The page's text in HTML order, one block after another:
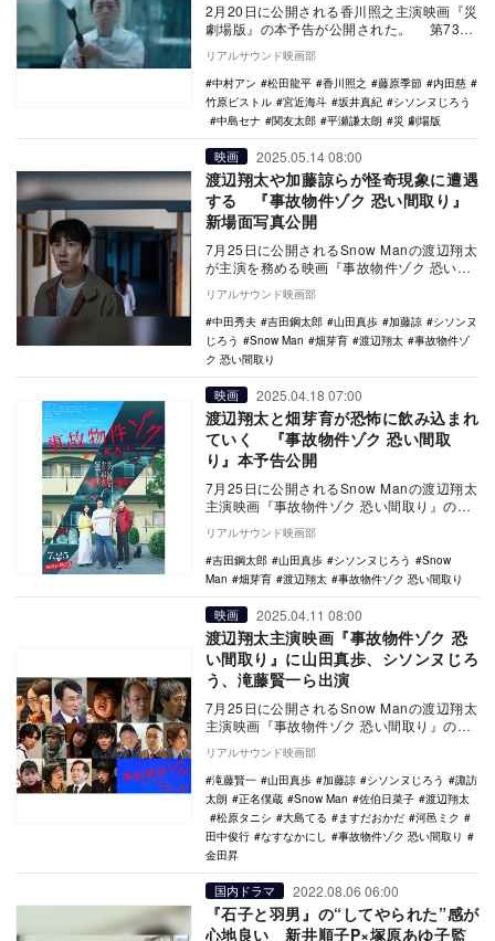
2月20日に公開される香川照之主演映画『災
劇場版』の本予告が公開された。 第73回
サン・セバスティアン国際映画祭のコンペ
テ…
リアルサウンド映画部
中村アン
松田龍平 香川照之 藤原季節
内田慈
竹原ピストル
宮近海斗 坂井真紀
シソンヌじろう
中島セナ
関友太郎 平瀬謙太朗 災 劇場版
映画 2025.05.14 08:00
渡辺翔太や加藤諒らが怪奇現象に遭遇
する 『事故物件ゾク 恐い間取り』
新場面写真公開
7月25日に公開されるSnow Manの渡辺翔太
が主演を務める映画『事故物件ゾク 恐い間
取り』の新場面写真が公開された。 本…
リアルサウンド映画部
中田秀夫
吉田鋼太郎 山田真歩 加藤諒
シソンヌ
じろう
Snow Man 畑芽育 渡辺翔太
事故物件ゾ
ク 恐い間取り
映画 2025.04.18 07:00
渡辺翔太と畑芽育が恐怖に飲み込まれ
ていく 『事故物件ゾク 恐い間取
り』本予告公開
7月25日に公開されるSnow Manの渡辺翔太
主演映画『事故物件ゾク 恐い間取り』の本
ビジュアルと本予告が公開された。 本…
リアルサウンド映画部
吉田鋼太郎
山田真歩 シソンヌじろう
Snow
Man
畑芽育 渡辺翔太 事故物件ゾク 恐い間取り
映画 2025.04.11 08:00
渡辺翔太主演映画『事故物件ゾク 恐
い間取り』に山田真歩、シソンヌじろ
う、滝藤賢一ら出演
7月25日に公開されるSnow Manの渡辺翔太
主演映画『事故物件ゾク 恐い間取り』の追
加キャストとして、山田真歩、加藤諒、金
田…
リアルサウンド映画部
滝藤賢一
山田真歩 加藤諒 シソンヌじろう
諏訪
太朗
正名僕蔵 Snow Man 佐伯日菜子
渡辺翔太
松原タニシ
大島てる ますだおかだ
河邑ミク
田中俊行
なすなかにし
事故物件ゾク 恐い間取り
金田昇
国内ドラマ 2022.08.06 06:00
『石子と羽男』の“してやられた”感が
心地良い 新井順子P×塚原あゆ子監